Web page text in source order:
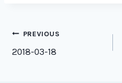
Post
PREVIOUS
2018-03-18